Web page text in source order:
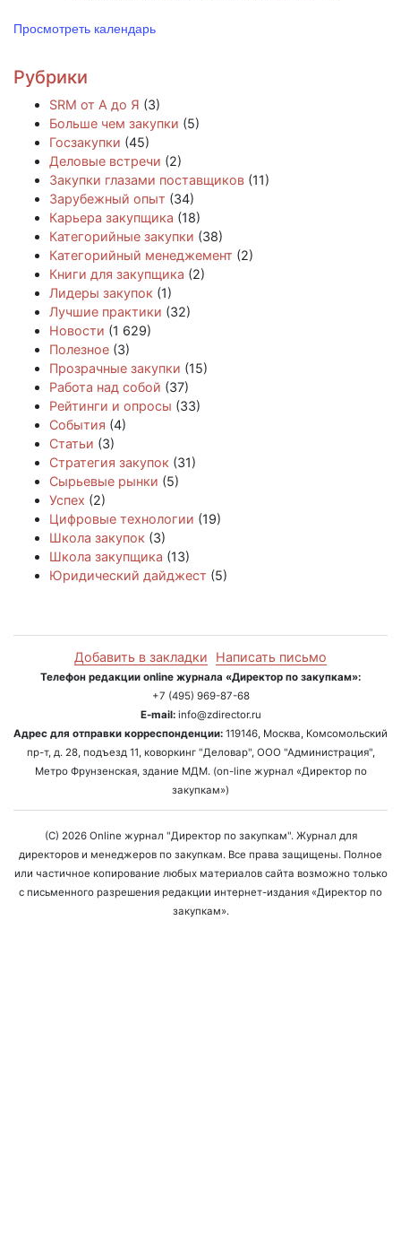
Просмотреть календарь
Рубрики
SRM от А до Я (3)
Больше чем закупки (5)
Госзакупки (45)
Деловые встречи (2)
Закупки глазами поставщиков (11)
Зарубежный опыт (34)
Карьера закупщика (18)
Категорийные закупки (38)
Категорийный менеджемент (2)
Книги для закупщика (2)
Лидеры закупок (1)
Лучшие практики (32)
Новости (1 629)
Полезное (3)
Прозрачные закупки (15)
Работа над собой (37)
Рейтинги и опросы (33)
События (4)
Статьи (3)
Стратегия закупок (31)
Сырьевые рынки (5)
Успех (2)
Цифровые технологии (19)
Школа закупок (3)
Школа закупщика (13)
Юридический дайджест (5)
Добавить в закладки Написать письмо
Телефон редакции online журнала «Директор по закупкам»:
+7 (495) 969-87-68
E-mail:info@zdirector.ru
Адрес для отправки корреспонденции: 119146, Москва, Комсомольский
пр-т, д. 28, подъезд 11, коворкинг "Деловар", ООО "Администрация",
Метро Фрунзенская, здание МДМ. (on-line журнал «Директор по
закупкам»)
(C) 2026 Online журнал "Директор по закупкам". Журнал для
директоров и менеджеров по закупкам. Все права защищены. Полное
или частичное копирование любых материалов сайта возможно только
с письменного разрешения редакции интернет-издания «Директор по
закупкам».